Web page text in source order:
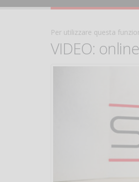
Per utilizzare questa
VIDEO: